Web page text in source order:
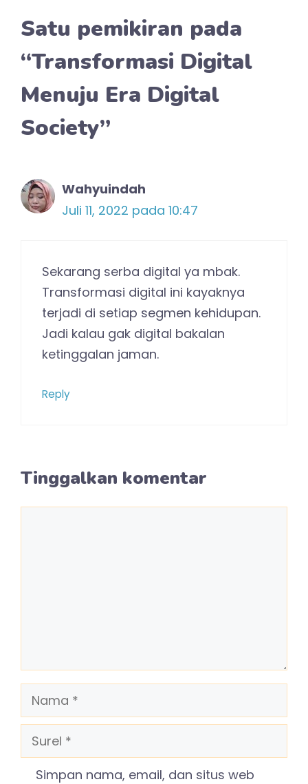
Satu pemikiran pada
“Transformasi Digital
Menuju Era Digital
Society”
Wahyuindah
Juli 11, 2022 pada 10:47
Sekarang serba digital ya mbak.
Transformasi digital ini kayaknya
terjadi di setiap segmen kehidupan.
Jadi kalau gak digital bakalan
ketinggalan jaman.
Reply
Tinggalkan komentar
Nama
Surel
Simpan nama, email, dan situs web